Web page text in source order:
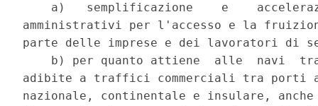
a)   semplificazione    e
amministrativi per l'accesso e la
parte delle imprese e dei lavoratori di
b) per quanto attiene  alle  navi
adibite a traffici commerciali tra porti
nazionale, continentale e insulare,